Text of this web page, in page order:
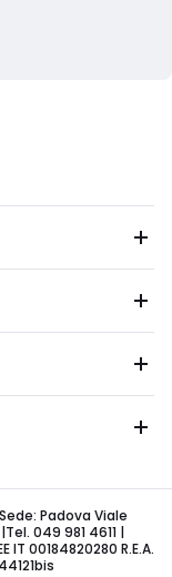
Padova Viale
049 981 4611 |
00184820280 R.E.A.